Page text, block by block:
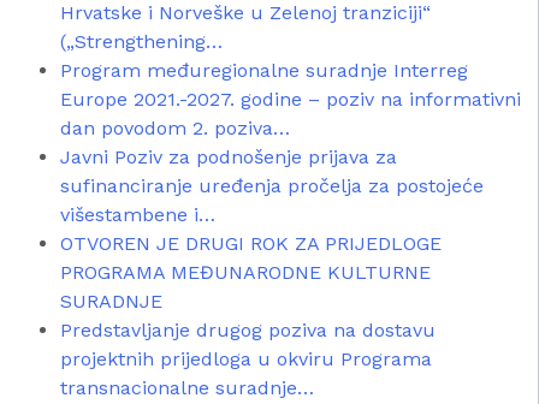
Hrvatske i Norveške u Zelenoj tranziciji“
(„Strengthening…
Program međuregionalne suradnje Interreg
Europe 2021.-2027. godine – poziv na informativni
dan povodom 2. poziva…
Javni Poziv za podnošenje prijava za
sufinanciranje uređenja pročelja za postojeće
višestambene i…
OTVOREN JE DRUGI ROK ZA PRIJEDLOGE
PROGRAMA MEĐUNARODNE KULTURNE
SURADNJE
Predstavljanje drugog poziva na dostavu
projektnih prijedloga u okviru Programa
transnacionalne suradnje…